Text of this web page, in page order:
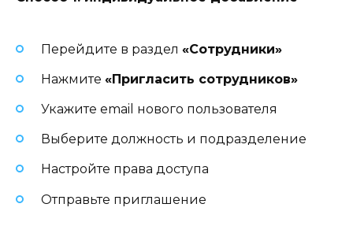
Перейдите в раздел «Сотрудники»
Нажмите «Пригласить сотрудников»
Укажите email нового пользователя
Выберите должность и подразделение
Настройте права доступа
Отправьте приглашение